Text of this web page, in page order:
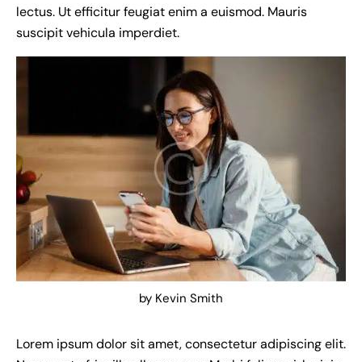
lectus. Ut efficitur feugiat enim a euismod. Mauris
suscipit vehicula imperdiet.
by Kevin Smith
Lorem ipsum dolor sit amet, consectetur adipiscing elit.